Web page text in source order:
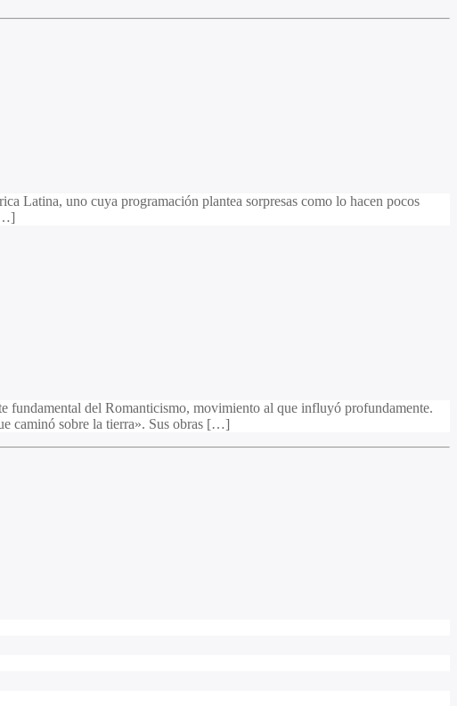
Latina, uno cuya programación plantea sorpresas como lo hacen pocos
fundamental del Romanticismo, movimiento al que influyó profundamente.
caminó sobre la tierra». Sus obras […]